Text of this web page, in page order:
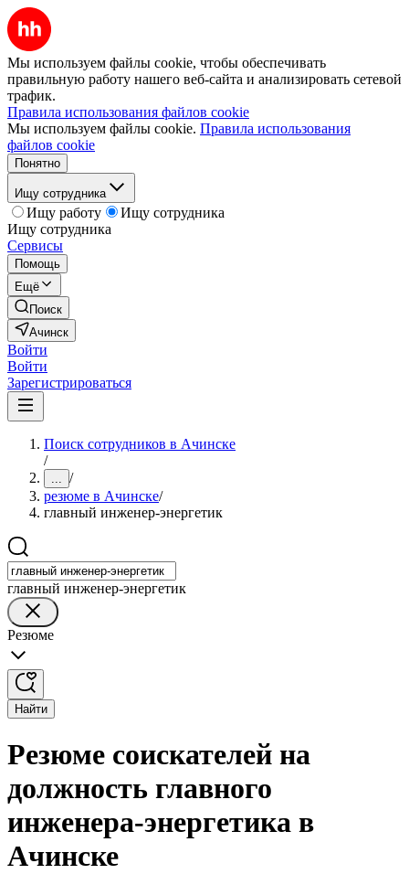
Мы используем файлы cookie, чтобы обеспечивать
правильную работу нашего веб-сайта и анализировать сетевой
трафик.
Правила использования файлов cookie
Мы используем файлы cookie. Правила использования
файлов cookie
Понятно
Ищу сотрудника
Ищу работу
Ищу сотрудника
Ищу сотрудника
Сервисы
Помощь
Ещё
Поиск
Ачинск
Войти
Войти
Зарегистрироваться
Поиск сотрудников в Ачинске
/
... /
резюме в Ачинске/
главный инженер-энергетик
главный инженер-энергетик
Резюме
Найти
Резюме соискателей на
должность главного
инженера-энергетика в
Ачинске